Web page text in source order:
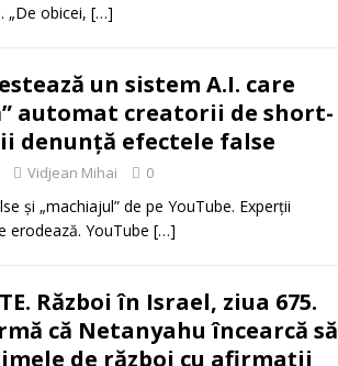
„De obicei, […]
un sistem A.I. care
automat creatorii de short-
denunță efectele false
Vidjean Mihai 0
și „machiajul” de pe YouTube. Experții
erodează. YouTube […]
Război în Israel, ziua 675.
că Netanyahu încearcă să
de război cu afirmații